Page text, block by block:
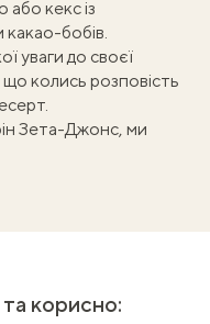
кекс із
бобів.
уваги до своєї
що колись розповість
Зета-Джонс, ми
корисно: